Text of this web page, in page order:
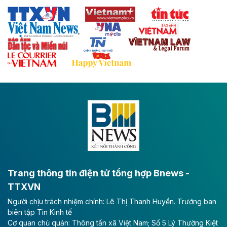
Thái Nguyên và các tỉnh trung du, miền núi phía Bắc
với hệ thống cửa khẩu quốc tế tại Lạng Sơn.
Theo baodautu.vn
Đề xuất đầu tư 11.500 tỷ đồng xây dựng cao
tốc CT.11 qua Ninh Bình
Đông A dài khoảng 25,1 km được kỳ vọng sẽ tạo động
lực phát triển kinh tế - xã hội khu vực phía Nam đồng
Long Thành
Tổng công ty Cảng hàng không Việt Nam - CTCP
(ACV) vừa lập kỷ lục mới về lợi nhuận trong quý
II/2026.
Trang thông tin điện tử tổng hợp Bnews -
TTXVN
Người chịu trách nhiệm chính: Lê Thị Thanh Huyền. Trưởng ban
biên tập Tin Kinh tế
Cơ quan chủ quản: Thông tấn xã Việt Nam; Số 5 Lý Thường Kiệt